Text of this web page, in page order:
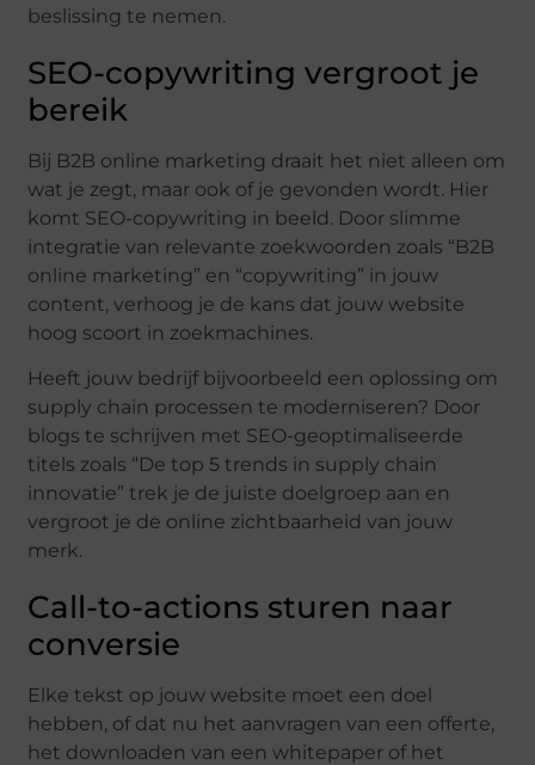
beslissing te nemen.
SEO-copywriting vergroot je
bereik
Bij B2B online marketing draait het niet alleen om
wat je zegt, maar ook of je gevonden wordt. Hier
komt SEO-copywriting in beeld. Door slimme
integratie van relevante zoekwoorden zoals “B2B
online marketing” en “copywriting” in jouw
content, verhoog je de kans dat jouw website
hoog scoort in zoekmachines.
Heeft jouw bedrijf bijvoorbeeld een oplossing om
supply chain processen te moderniseren? Door
blogs te schrijven met SEO-geoptimaliseerde
titels zoals “De top 5 trends in supply chain
innovatie” trek je de juiste doelgroep aan en
vergroot je de online zichtbaarheid van jouw
merk.
Call-to-actions sturen naar
conversie
Elke tekst op jouw website moet een doel
hebben, of dat nu het aanvragen van een offerte,
het downloaden van een whitepaper of het